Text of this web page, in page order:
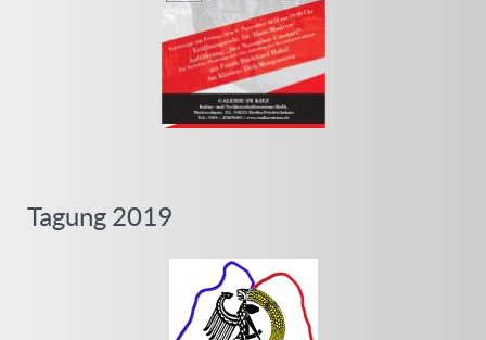
Tagung 2019